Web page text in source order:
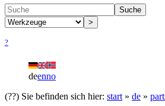
Suche
>
?
deenno
(??) Sie befinden sich hier: start » de »